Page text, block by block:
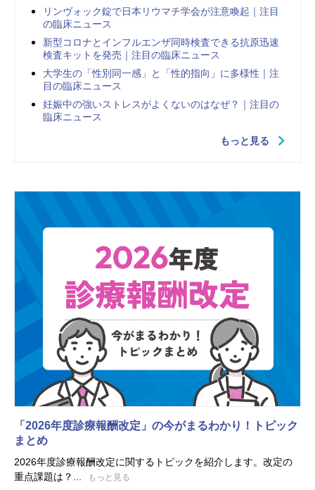
リンヴォック錠で日本リウマチ学会が注意喚起｜注目
の臨床ニュース
新型コロナとインフルエンザ同時検査できる抗原迅速
検査キットを発売｜注目の臨床ニュース
大学生の「性別同一感」と「性的指向」に多様性｜注
目の臨床ニュース
妊娠中の強いストレスがよくないのはなぜ？｜注目の
臨床ニュース
もっと見る
「2026年度診療報酬改定」の今がまるわかり！トピック
まとめ
2026年度診療報酬改定に関するトピックを紹介します。改定の
重点課題は？...
もっと見る